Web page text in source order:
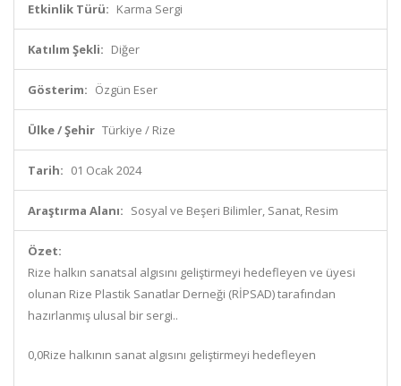
Etkinlik Türü: Karma Sergi
Katılım Şekli: Diğer
Gösterim: Özgün Eser
Ülke / Şehir Türkiye / Rize
Tarih: 01 Ocak 2024
Araştırma Alanı: Sosyal ve Beşeri Bilimler, Sanat, Resim
Özet:
Rize halkın sanatsal algısını geliştirmeyi hedefleyen ve üyesi
olunan Rize Plastik Sanatlar Derneği (RİPSAD) tarafından
hazırlanmış ulusal bir sergi..
0,0Rize halkının sanat algısını geliştirmeyi hedefleyen